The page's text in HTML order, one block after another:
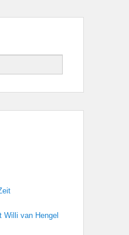
van Hengel